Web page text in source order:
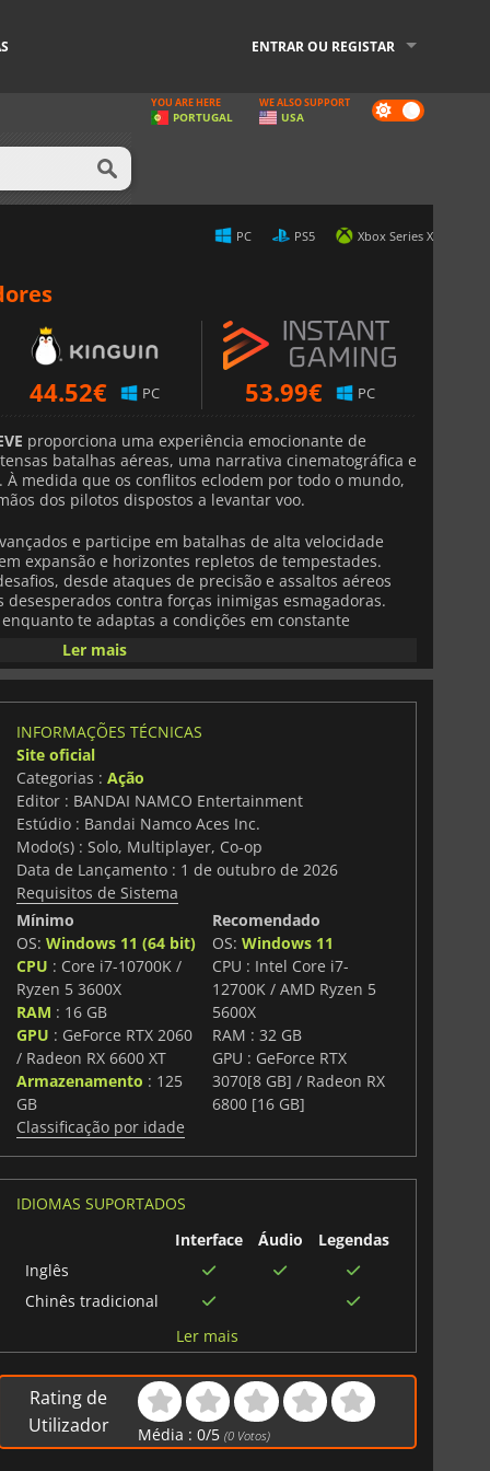
ENTRAR OU REGISTAR
Dark
mode
YOU ARE HERE
PORTUGAL
WE ALSO SUPPORT
USA
PC PS5 Xbox Series X
44.52€ PC 53.99€ PC
proporciona uma experiência emocionante de
batalhas aéreas, uma narrativa cinematográfica e
À medida que os conflitos eclodem por todo o mundo,
dos pilotos dispostos a levantar voo.
e participe em batalhas de alta velocidade
expansão e horizontes repletos de tempestades.
desde ataques de precisão e assaltos aéreos
desesperados contra forças inimigas esmagadoras.
te adaptas a condições em constante
de segundo no calor do combate.
uma narrativa cativante desenrola-se através das
lutam ao seu lado. Construa confiança dentro do
da guerra e viva uma história movida pela
laços que forja e as escolhas que faz acrescentam
missão.
ambientais envolventes, os céus parecem mais
dinâmicos, formações de nuvens realistas
criam uma sensação de velocidade, escala e
na cabina de pilotagem.
ou desafie outros pilotos online, «
viagem emocionante. Prepare-se para a descolagem,
e conquiste o seu lugar entre as lendas dos céus.
Ler mais
INFORMAÇÕES TÉCNICAS
Site oficial
Categorias : Ação
Editor : BANDAI NAMCO Entertainment
Estúdio : Bandai Namco Aces Inc.
Modo(s) : Solo, Multiplayer, Co-op
Data de Lançamento : 1 de outubro de 2026
Requisitos de Sistema
Mínimo
OS: Windows 11 (64 bit)
CPU : Core i7-10700K /
Ryzen 5 3600X
RAM : 16 GB
GPU : GeForce RTX 2060
/ Radeon RX 6600 XT
Armazenamento : 125
GB
Recomendado
OS:Windows 11
CPU : Intel Core i7-
12700K / AMD Ryzen 5
5600X
RAM : 32 GB
GPU : GeForce RTX
3070[8 GB] / Radeon RX
6800 [16 GB]
Classificação por idade
IDIOMAS SUPORTADOS
Interface
Áudio
Legendas
Inglês
Chinês tradicional
Polonês
Chinês
simplificado
Ler mais
Rating de
Utilizador
Média :0/5 (0 Votos)